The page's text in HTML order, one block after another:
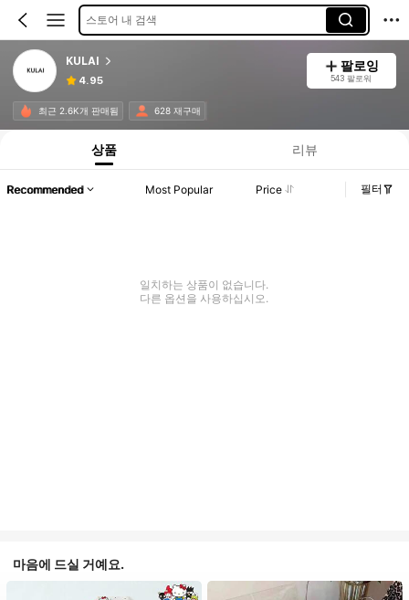
스토어 내 검색
KULAI
4.95
팔로잉
543 팔로워
최근 2.6K개 판매됨 628 재구매
상품 리뷰
Recommended Most Popular Price 필터
일치하는 상품이 없습니다.
다른 옵션을 사용하십시오.
마음에 드실 거예요.